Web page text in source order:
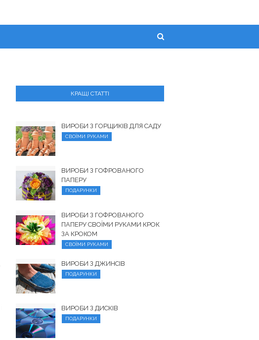
КРАЩІ СТАТТІ
ВИРОБИ З ГОРЩИКІВ ДЛЯ САДУ
СВОЇМИ РУКАМИ
ВИРОБИ З ГОФРОВАНОГО
ПАПЕРУ
ПОДАРУНКИ
ВИРОБИ З ГОФРОВАНОГО
ПАПЕРУ СВОЇМИ РУКАМИ КРОК
ЗА КРОКОМ
СВОЇМИ РУКАМИ
ВИРОБИ З ДЖИНСІВ
ПОДАРУНКИ
ВИРОБИ З ДИСКІВ
ПОДАРУНКИ